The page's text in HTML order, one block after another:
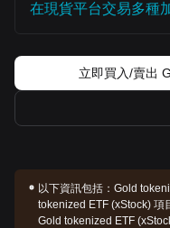
在現貨平台交易多種
立即買入/賣出
以下資訊包括：Gold
tokenized ETF (xStock) 項
Gold tokenized ETF